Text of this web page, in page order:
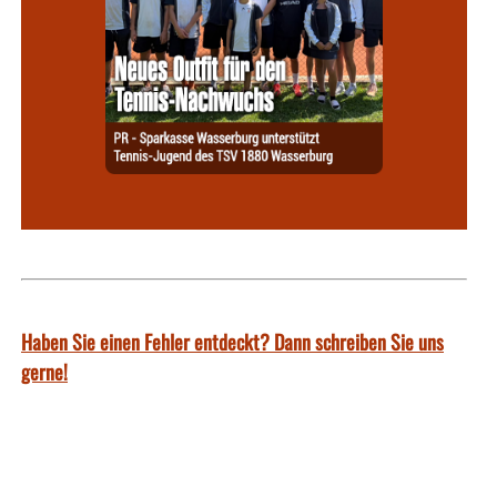
Haben Sie einen Fehler entdeckt? Dann schreiben Sie uns
gerne!